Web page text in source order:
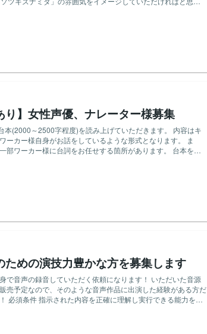
ー 21歳キャバ嬢 あ、間違えた 51歳キャバ嬢のナイトルーテ
ったってバリ後悔〜 ⬇️ 10歳は若返った気がする〜私バリ可愛
ーーーーーーーーーーーーー 【応募時に入力いた
・音割れにご注意ください。 ・イメージの違いや不備があっ
大変だと思いますので「こんな感じ」という簡単なデモを最初
り】女性声優、ナレーター様募集
ーカー様自身がお話をしているような形式となります。 ま
ーカー様に台詞をお任せする箇所があります。 台本を読
動をしている方 ・コンデンサーマイク等の音
臓マイクやピンマイク、スマホの録音機能はNG) 【 応募
めの演技力豊かな方を募集します
で音声の録音していただく依頼になります！ いただいた音源
売予定なので、そのような音声作品に出演した経験がある方だ
プロジェクトに貢献いただける方。